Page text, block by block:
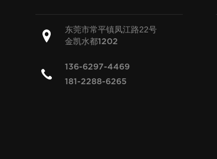
东莞市常平镇凤江路22号
金凯水都1202
136-6297-4469
181-2288-6265